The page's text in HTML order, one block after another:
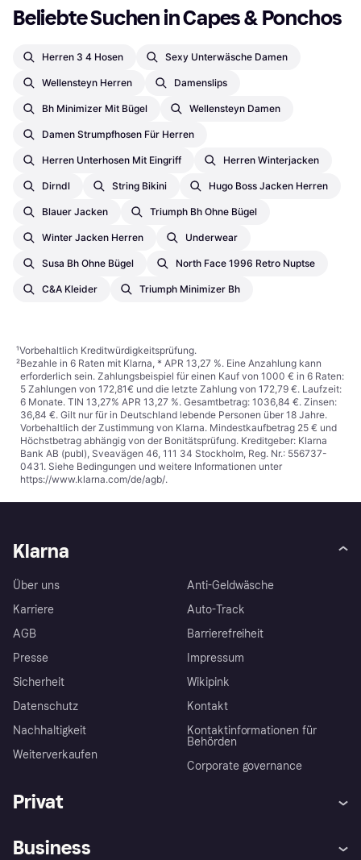
Beliebte Suchen in Capes & Ponchos
Herren 3 4 Hosen Sexy Unterwäsche Damen
Wellensteyn Herren Damenslips
Bh Minimizer Mit Bügel Wellensteyn Damen
Damen Strumpfhosen Für Herren
Herren Unterhosen Mit Eingriff Herren Winterjacken
Dirndl String Bikini Hugo Boss Jacken Herren
Blauer Jacken Triumph Bh Ohne Bügel
Winter Jacken Herren Underwear
Susa Bh Ohne Bügel North Face 1996 Retro Nuptse
C&a Kleider Triumph Minimizer Bh
¹Vorbehaltlich Kreditwürdigkeitsprüfung.
²Bezahle in 6 Raten mit Klarna, * APR 13,27 %. Eine Anzahlung kann
erforderlich sein. Zahlungsbeispiel für einen Kauf von 1000 € in 6 Raten:
5 Zahlungen von 172,81€ und die letzte Zahlung von 172,79 €. Laufzeit:
6 Monate. TIN 13,27% APR 13,27 %. Gesamtbetrag: 1036,84 €. Zinsen:
36,84 €. Gilt nur für in Deutschland lebende Personen über 18 Jahre.
Vorbehaltlich der Zustimmung von Klarna. Mindestkaufbetrag 25 € und
Höchstbetrag abhängig von der Bonitätsprüfung. Kreditgeber: Klarna
Bank AB (publ), Sveavägen 46, 111 34 Stockholm, Reg. Nr.: 556737-
0431. Siehe Bedingungen und weitere Informationen unter
https://www.klarna.com/de/agb/.
Klarna
Über uns
Karriere
AGB
Presse
Sicherheit
Datenschutz
Nachhaltigkeit
Weiterverkaufen
Anti-Geldwäsche
Auto-Track
Barrierefreiheit
Impressum
Wikipink
Kontakt
Kontaktinformationen für
Behörden
Corporate governance
Privat
Business